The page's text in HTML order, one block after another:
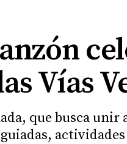
Vías
que busca unir